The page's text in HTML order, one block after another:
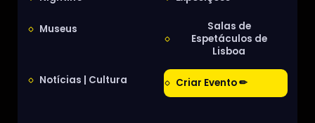
Museus
Salas de
Espetáculos de
Lisboa
Notícias | Cultura Criar Evento ✏